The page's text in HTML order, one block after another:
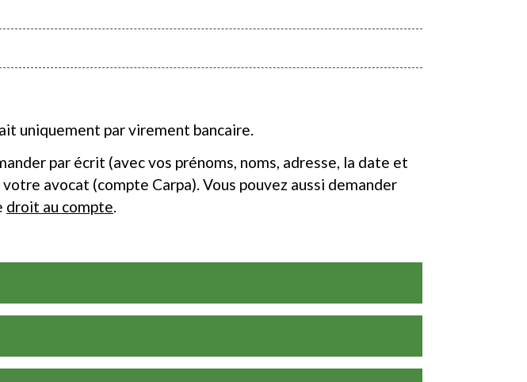
uniquement par virement bancaire.
par écrit (avec vos prénoms, noms, adresse, la date et
avocat (compte Carpa). Vous pouvez aussi demander
droit au compte.